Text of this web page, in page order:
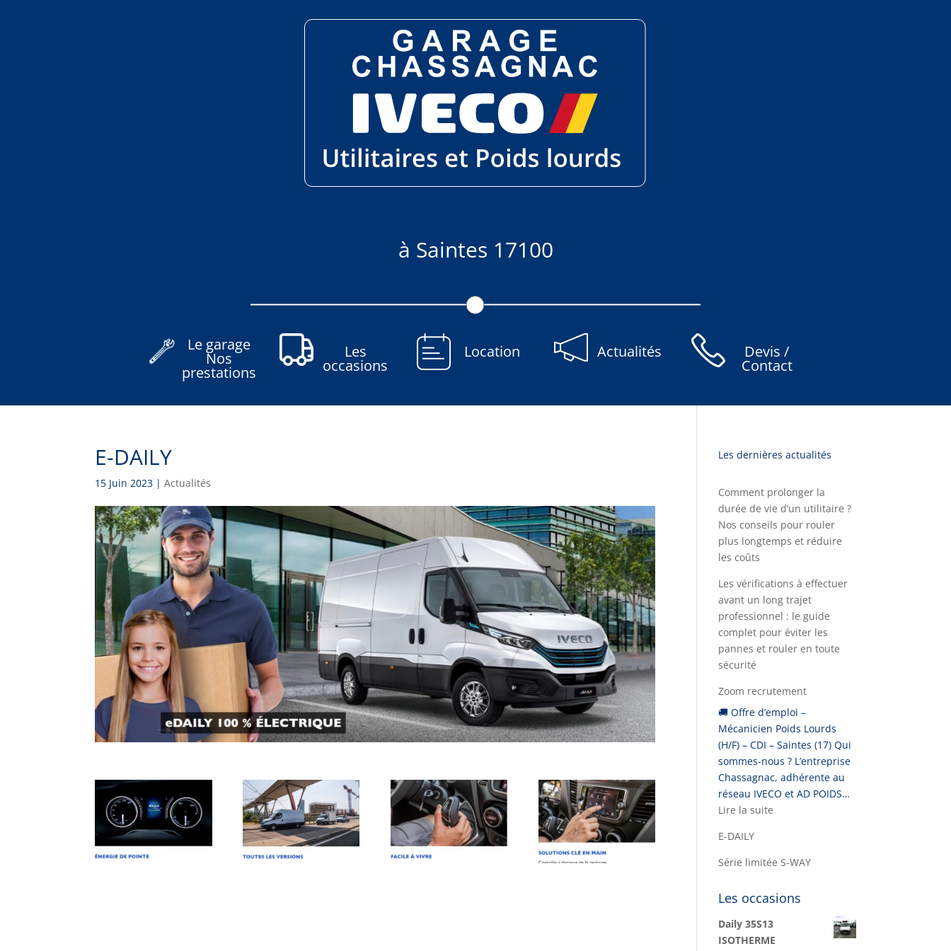
à Saintes 17100
Le garage
Nos
prestations
Les
occasions
Location Actualités Devis /
Contact
E-DAILY
15 Juin 2023 |Actualités
Les dernières actualités
Comment prolonger la
durée de vie d’un utilitaire ?
Nos conseils pour rouler
plus longtemps et réduire
les coûts
Les vérifications à effectuer
avant un long trajet
professionnel : le guide
complet pour éviter les
pannes et rouler en toute
sécurité
Zoom recrutement
🚚 Offre d’emploi –
Mécanicien Poids Lourds
(H/F) – CDI – Saintes (17) Qui
sommes-nous ? L’entreprise
Chassagnac, adhérente au
réseau IVECO et AD POIDS…
Lire la suite
E-DAILY
Série limitée S-WAY
Les occasions
Daily 35S13
ISOTHERME